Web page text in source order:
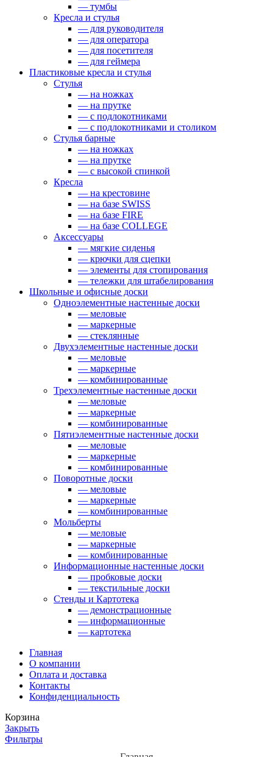
— тумбы
Кресла и стулья
— для руководителя
— для оператора
— для посетителя
— для геймера
Пластиковые кресла и стулья
Стулья
— на ножках
— на прутке
— с подлокотниками
— с подлокотниками и столиком
Стулья барные
— на ножках
— на прутке
— с высокой спинкой
Кресла
— на крестовине
— на базе SWISS
— на базе FIRE
— на базе COLLEGE
Аксессуары
— мягкие сиденья
— крючки для сцепки
— элементы для стопирования
— тележки для штабелирования
Школьные и офисные доски
Одноэлементные настенные доски
— меловые
— маркерные
— стеклянные
Двухэлементные настенные доски
— меловые
— маркерные
— комбинированные
Трехэлементные настенные доски
— меловые
— маркерные
— комбинированные
Пятиэлементные настенные доски
— меловые
— маркерные
— комбинированные
Поворотные доски
— меловые
— маркерные
— комбинированные
Мольберты
— меловые
— маркерные
— комбинированные
Информационные настенные доски
— пробковые доски
— текстильные доски
Стенды и Картотека
— демонстрационные
— информационные
— картотека
Главная
О компании
Оплата и доставка
Контакты
Конфиденциальность
Корзина
Закрыть
Фильтры